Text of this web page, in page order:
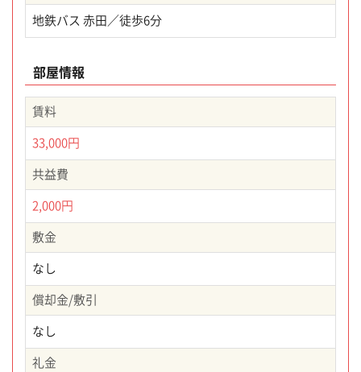
地鉄バス 赤田／徒歩6分
部屋情報
賃料
33,000円
共益費
2,000円
敷金
なし
償却金/敷引
なし
礼金